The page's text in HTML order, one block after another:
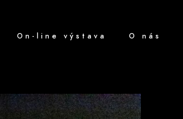
On-line výstava O nás